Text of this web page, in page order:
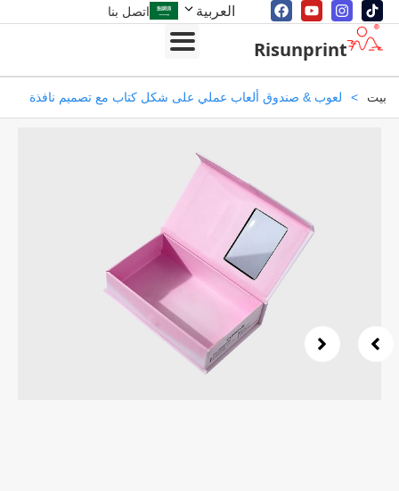
العربية اتصل بنا
Risunprint
> لعوب & صندوق ألعاب عملي على شكل كتاب مع تصميم نافذة